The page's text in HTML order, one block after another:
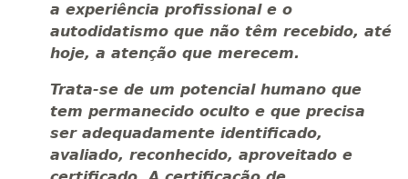
a experiência profissional e o
autodidatismo que não têm recebido, até
hoje, a atenção que merecem.
Trata-se de um potencial humano que
tem permanecido oculto e que precisa
ser adequadamente identificado,
avaliado, reconhecido, aproveitado e